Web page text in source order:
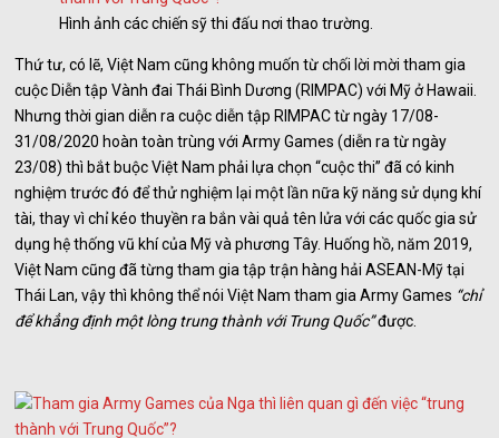
Hình ảnh các chiến sỹ thi đấu nơi thao trường.
Thứ tư, có lẽ, Việt Nam cũng không muốn từ chối lời mời tham gia
cuộc Diễn tập Vành đai Thái Bình Dương (RIMPAC) với Mỹ ở Hawaii.
Nhưng thời gian diễn ra cuộc diễn tập RIMPAC từ ngày 17/08-
31/08/2020 hoàn toàn trùng với Army Games (diễn ra từ ngày
23/08) thì bắt buộc Việt Nam phải lựa chọn “cuộc thi” đã có kinh
nghiệm trước đó để thử nghiệm lại một lần nữa kỹ năng sử dụng khí
tài, thay vì chỉ kéo thuyền ra bắn vài quả tên lửa với các quốc gia sử
dụng hệ thống vũ khí của Mỹ và phương Tây. Huống hồ, năm 2019,
Việt Nam cũng đã từng tham gia tập trận hàng hải ASEAN-Mỹ tại
Thái Lan, vậy thì không thể nói Việt Nam tham gia Army Games “chỉ
để khẳng định một lòng trung thành với Trung Quốc”được.